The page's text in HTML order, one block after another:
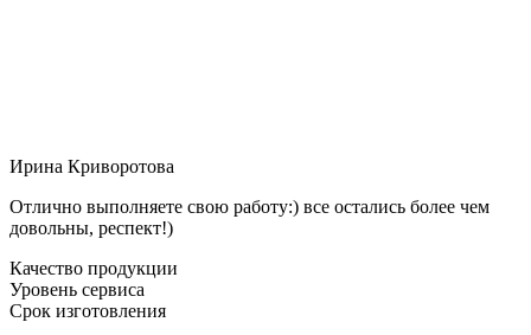
Ирина Криворотова
Отлично выполняете свою работу:) все остались более чем
довольны, респект!)
Качество продукции
Уровень сервиса
Срок изготовления